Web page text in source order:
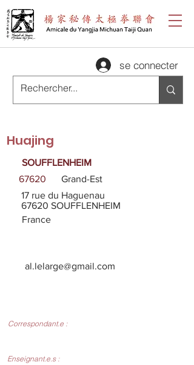
se connecter
Huajing
SOUFFLENHEIM
Grand-Est
67620
17 rue du Haguenau
67620 SOUFFLENHEIM
France
al.lelarge@gmail.com
Correspondant.e :
Enseignant.e.s :